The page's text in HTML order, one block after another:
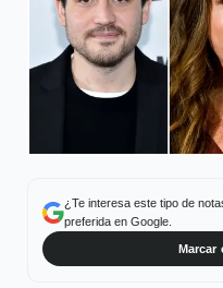
¿Te interesa este tipo de
preferida en Google.
Marcar